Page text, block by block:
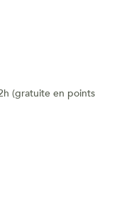
(gratuite en points